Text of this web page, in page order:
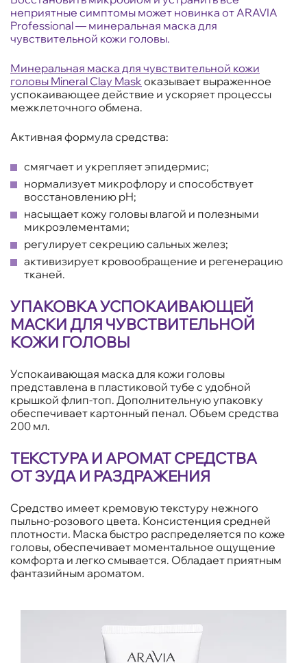
неприятные симптомы может новинка от ARAVIA
Professional — минеральная маска для
чувствительной кожи головы.
Минеральная маска для чувствительной кожи
головы Mineral Clay Maskоказывает выраженное
успокаивающее действие и ускоряет процессы
межклеточного обмена.
Активная формула средства:
смягчает и укрепляет эпидермис;
нормализует микрофлору и способствует
восстановлению pH;
насыщает кожу головы влагой и полезными
микроэлементами;
регулирует секрецию сальных желез;
активизирует кровообращение и регенерацию
тканей.
УПАКОВКА УСПОКАИВАЮЩЕЙ
МАСКИ ДЛЯ ЧУВСТВИТЕЛЬНОЙ
КОЖИ ГОЛОВЫ
Успокаивающая маска для кожи головы
представлена в пластиковой тубе с удобной
крышкой флип-топ. Дополнительную упаковку
обеспечивает картонный пенал. Объем средства
200 мл.
ТЕКСТУРА И АРОМАТ СРЕДСТВА
ОТ ЗУДА И РАЗДРАЖЕНИЯ
Средство имеет кремовую текстуру нежного
пыльно-розового цвета. Консистенция средней
плотности. Маска быстро распределяется по коже
головы, обеспечивает моментальное ощущение
комфорта и легко смывается. Обладает приятным
фантазийным ароматом.